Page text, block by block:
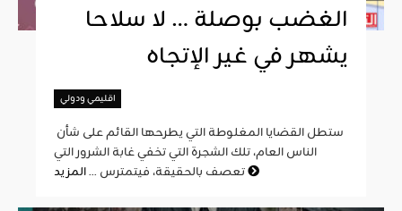
الغضب بوصلة … لا سلاحا
يشهر في غير الإتجاه
اقليمي ودولي
الناس العام، تلك الشجرة التي تخفي غابة الشرور التي
تعصف بالحقيقة، فيتمترس ...